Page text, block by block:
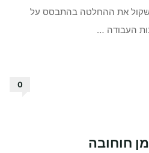
את ההחלטה בהתבסס על
העבודה …
0
חוחובה